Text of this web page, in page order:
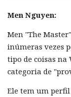
Men Nguyen:
Men "The
inúmeras vezes
tipo de coisas na
categoria de
Ele tem um perfil